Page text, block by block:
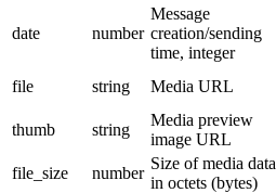
date number
Message
creation/sending
time, integer
file string Media URL
thumb
string
Media preview
image URL
file_size
number
Size of media data
in octets (bytes)